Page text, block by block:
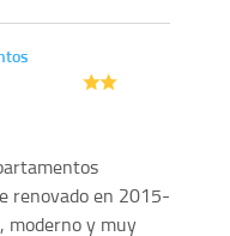
renovado en 2015-
moderno y muy